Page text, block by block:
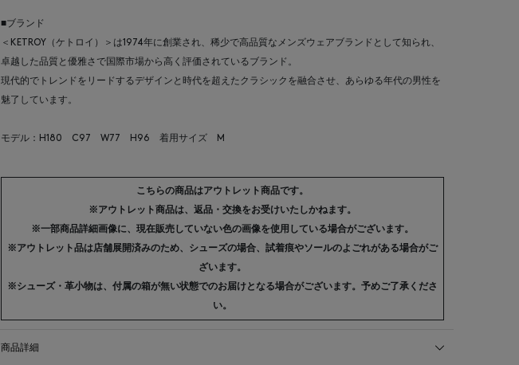
■ブランド
＜KETROY（ケトロイ）＞は1974年に創業され、稀少で高品質なメンズウェアブランドとして知られ、
卓越した品質と優雅さで国際市場から高く評価されているブランド。
現代的でトレンドをリードするデザインと時代を超えたクラシックを融合させ、あらゆる年代の男性を
魅了しています。
モデル：H180 C97 W77 H96 着用サイズ M
こちらの商品はアウトレット商品です。
※アウトレット商品は、返品・交換をお受けいたしかねます。
※一部商品詳細画像に、現在販売していない色の画像を使用している場合がございます。
※アウトレット品は店舗展開済みのため、シューズの場合、試着痕やソールのよごれがある場合がご
ざいます。
※シューズ・革小物は、付属の箱が無い状態でのお届けとなる場合がございます。予めご了承くださ
い。
商品詳細